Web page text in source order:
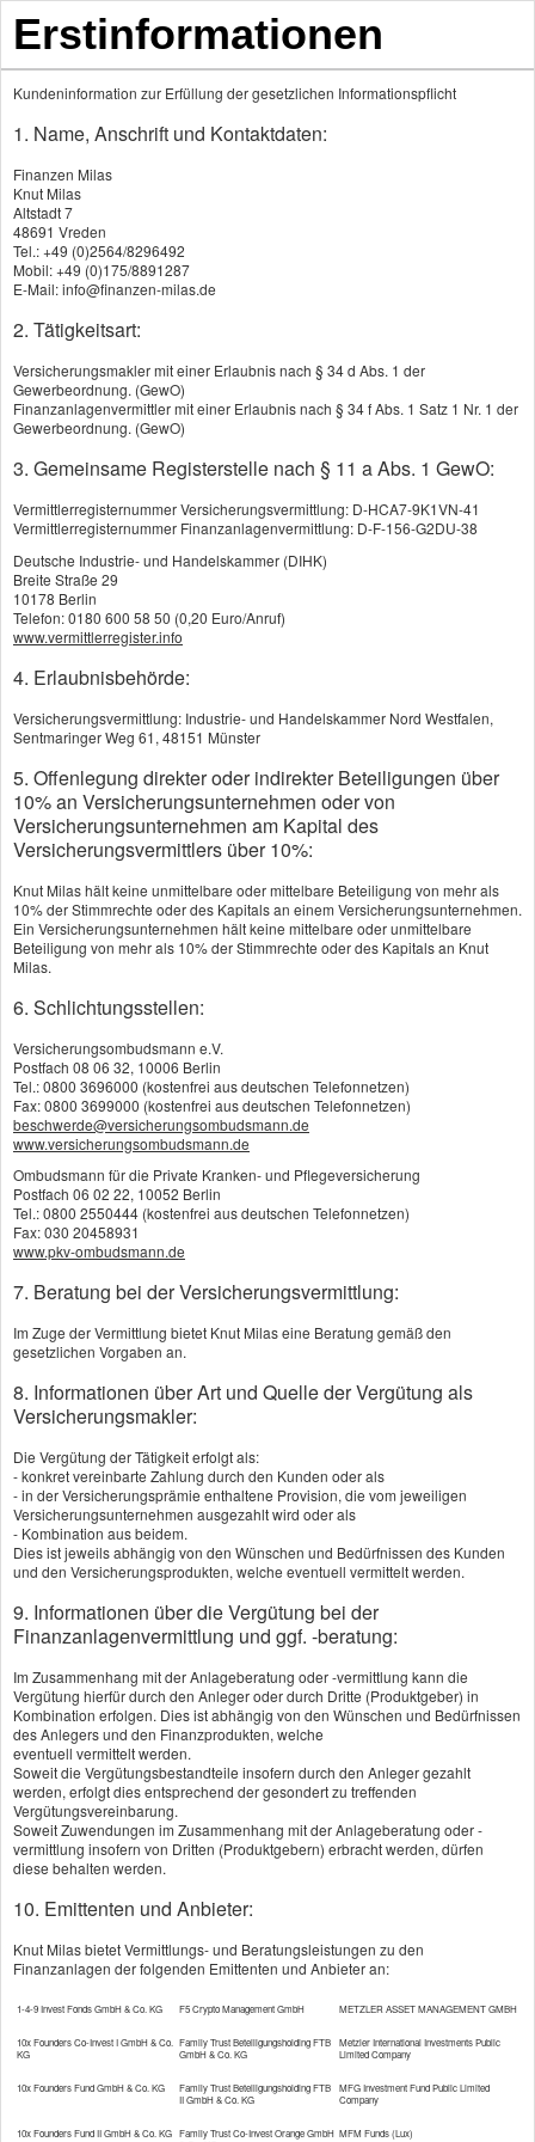
Produkte
Auto­ver­si­che­rung
Motor­rad­ver­sicherung
Motor­rad­ver­sicherung
Motor­rad­ver­sicherung: Die Haft­
pflicht braucht jeder Biker
Als Motorradfahrer brauchen Sie mindestens eine
Haft­pflichtversicherung. Ergänzend können Sie
Die Teilkaskoversicherung ersetzt Schäden durch
Diebstahl, Brand, Hagel oder Zusammenprall mit
Wildtieren. Die Vollkasko zahlt Schäden am
eigenen Motorrad auch, wenn Sie selbst
Unfallverursacher sind.
Prämie runter durch Rabatte und schadenfreie
Jahre
Auch in der Motor­rad­ver­sicherung gibt es
Prämiennachlässe für bestimmte Fahrergruppen,
zum Beispiel für Frauen, Beamte, Garagenparker
und Wenigfahrer. Wie beim Auto gibt es in der
Motor­rad­ver­sicherung auch
Schadenfreiheitsrabatte für jahrelanges Fahren
zu Ihrer Motorradhaftpflicht drücken, wenn Sie die
Versicherung nicht in Anspruch nehmen.
Sparen Sie Beiträge mit einer günstigeren
Motor­rad­ver­sicherung
Wer als Biker noch keinen hohen
Schadenfreiheitsrabatt hat, zahlt in der Motor­rad­
ver­sicherung deutlich höhere Beiträge. Besonders
zu ver­gleichen und zu einem günstigeren
Versicherer zu wechseln. Stichtag für die
Kündigung des alten Vertrags ist der 30.
November.
Vergleich und Angebot Motor­rad­ver­
sicherung
Vorname, Name: *
Geburts­datum:
Erstinformationen
Kundeninformation zur Erfüllung der gesetzlichen Informationspflicht
1. Name, Anschrift und Kontaktdaten:
Finanzen Milas
Knut Milas
Altstadt 7
48691 Vreden
Tel.: +49 (0)2564/8296492
Mobil: +49 (0)175/8891287
E-Mail: info@finanzen-milas.de
2. Tätigkeitsart:
Versicherungsmakler mit einer Erlaubnis nach § 34 d Abs. 1 der
Gewerbeordnung. (GewO)
Finanzanlagenvermittler mit einer Erlaubnis nach § 34 f Abs. 1 Satz 1 Nr. 1 der
Gewerbeordnung. (GewO)
3. Gemeinsame Registerstelle nach § 11 a Abs. 1 GewO:
Vermittlerregisternummer Versicherungsvermittlung: D-HCA7-9K1VN-41
Vermittlerregisternummer Finanzanlagenvermittlung: D-F-156-G2DU-38
Deutsche Industrie- und Handelskammer (DIHK)
Breite Straße 29
10178 Berlin
Telefon: 0180 600 58 50 (0,20 Euro/Anruf)
www.vermittlerregister.info
4. Erlaubnisbehörde:
Versicherungsvermittlung: Industrie- und Handelskammer Nord Westfalen,
Sentmaringer Weg 61, 48151 Münster
5. Offenlegung direkter oder indirekter Beteiligungen über
10% an Versicherungsunternehmen oder von
Versicherungsunternehmen am Kapital des
Versicherungsvermittlers über 10%:
Knut Milas hält keine unmittelbare oder mittelbare Beteiligung von mehr als
10% der Stimmrechte oder des Kapitals an einem Versicherungsunternehmen.
Ein Versicherungsunternehmen hält keine mittelbare oder unmittelbare
Beteiligung von mehr als 10% der Stimmrechte oder des Kapitals an Knut
Milas.
6. Schlichtungsstellen:
Versicherungsombudsmann e.V.
Postfach 08 06 32, 10006 Berlin
Tel.: 0800 3696000 (kostenfrei aus deutschen Telefonnetzen)
Fax: 0800 3699000 (kostenfrei aus deutschen Telefonnetzen)
beschwerde@versicherungsombudsmann.de
www.versicherungsombudsmann.de
Ombudsmann für die Private Kranken- und Pflegeversicherung
Postfach 06 02 22, 10052 Berlin
Tel.: 0800 2550444 (kostenfrei aus deutschen Telefonnetzen)
Fax: 030 20458931
www.pkv-ombudsmann.de
7. Beratung bei der Versicherungsvermittlung:
Im Zuge der Vermittlung bietet Knut Milas eine Beratung gemäß den
gesetzlichen Vorgaben an.
8. Informationen über Art und Quelle der Vergütung als
Versicherungsmakler:
Die Vergütung der Tätigkeit erfolgt als:
- konkret vereinbarte Zahlung durch den Kunden oder als
- in der Versicherungsprämie enthaltene Provision, die vom jeweiligen
Versicherungsunternehmen ausgezahlt wird oder als
- Kombination aus beidem.
Dies ist jeweils abhängig von den Wünschen und Bedürfnissen des Kunden
und den Versicherungsprodukten, welche eventuell vermittelt werden.
9. Informationen über die Vergütung bei der
Finanzanlagenvermittlung und ggf. -beratung:
Im Zusammenhang mit der Anlageberatung oder -vermittlung kann die
Vergütung hierfür durch den Anleger oder durch Dritte (Produktgeber) in
Kombination erfolgen. Dies ist abhängig von den Wünschen und Bedürfnissen
des Anlegers und den Finanzprodukten, welche
eventuell vermittelt werden.
Soweit die Vergütungsbestandteile insofern durch den Anleger gezahlt
werden, erfolgt dies entsprechend der gesondert zu treffenden
Vergütungsvereinbarung.
Soweit Zuwendungen im Zusammenhang mit der Anlageberatung oder -
vermittlung insofern von Dritten (Produktgebern) erbracht werden, dürfen
diese behalten werden.
10. Emittenten und Anbieter:
Knut Milas bietet Vermittlungs- und Beratungsleistungen zu den
Finanzanlagen der folgenden Emittenten und Anbieter an:
1-4-9 Invest Fonds GmbH & Co. KG F5 Crypto Management GmbH METZLER ASSET MANAGEMENT GMBH
10x Founders Co-Invest I GmbH & Co.
KG
Family Trust Beteiligungsholding FTB
GmbH & Co. KG
Metzler International Investments Public
Limited Company
10x Founders Fund GmbH & Co. KG
Family Trust Beteiligungsholding FTB
II GmbH & Co. KG
MFG Investment Fund Public Limited
Company
10x Founders Fund II GmbH & Co. KG Family Trust Co-Invest Orange GmbH MFM Funds (Lux)